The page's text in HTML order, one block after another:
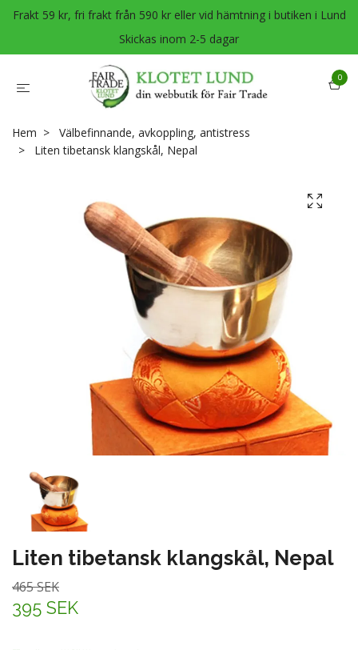
Frakt 59 kr, fri frakt från 590 kr eller vid hämtning i butiken i Lund
Skickas inom 2-5 dagar
0
Hem
Välbefinnande, avkoppling, antistress
Liten tibetansk klangskål, Nepal
Liten tibetansk klangskål, Nepal
465 SEK
395 SEK